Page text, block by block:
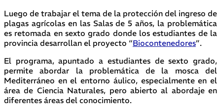
Luego de trabajar el tema de la protección del ingreso de
plagas agrícolas en las Salas de 5 años, la problemática
es retomada en sexto grado donde los estudiantes de la
provincia desarrollan el proyecto “Biocontenedores”.
El programa, apuntado a estudiantes de sexto grado,
permite abordar la problemática de la mosca del
Mediterráneo en el entorno áulico, especialmente en el
área de Ciencia Naturales, pero abierto al abordaje en
diferentes áreas del conocimiento.